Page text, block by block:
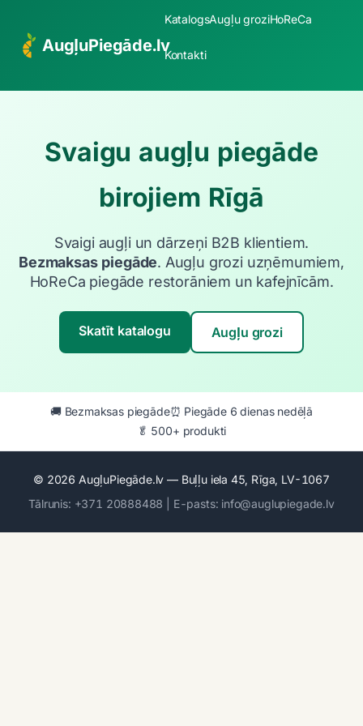
AugļuPiegāde.lv
KatalogsAugļu groziHoReCa
Kontakti
Svaigu augļu piegāde
birojiem Rīgā
Svaigi augļi un dārzeņi B2B klientiem.
Bezmaksas piegāde. Augļu grozi uzņēmumiem,
HoReCa piegāde restorāniem un kafejnīcām.
Skatīt katalogu Augļu grozi
🚚 Bezmaksas piegāde⏰ Piegāde 6 dienas nedēļā
🥬 500+ produkti
© 2026 AugļuPiegāde.lv — Buļļu iela 45, Rīga, LV-1067
Tālrunis: +371 20888488 | E-pasts: info@auglupiegade.lv